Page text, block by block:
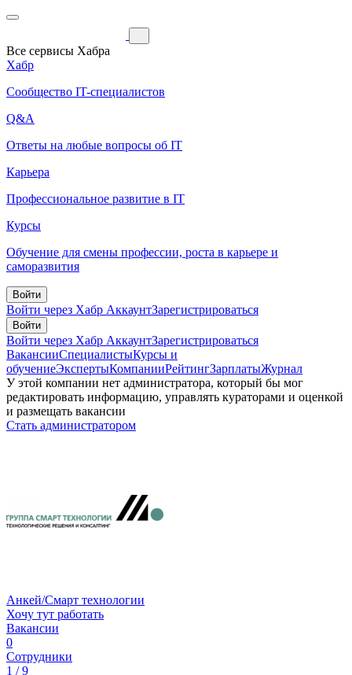
Все сервисы Хабра
Хабр
Сообщество IT-специалистов
Q&A
Ответы на любые вопросы об IT
Карьера
Профессиональное развитие в IT
Курсы
Обучение для смены профессии, роста в карьере и
саморазвития
Войти
Войти через Хабр АккаунтЗарегистрироваться
Войти
Войти через Хабр АккаунтЗарегистрироваться
ВакансииСпециалистыКурсы и
обучениеЭкспертыКомпанииРейтингЗарплатыЖурнал
У этой компании нет администратора, который бы мог
редактировать информацию, управлять кураторами и оценкой
и размещать вакансии
Стать администратором
Анкей/Смарт технологии
Хочу тут работать
Вакансии
0
Сотрудники
1 / 9